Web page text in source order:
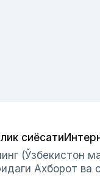
сиёсати
(Ўзбекистон
Ахборот ва